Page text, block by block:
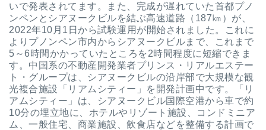
いで発表されてます。また、完成が遅れていた首都プノ
ンペンとシアヌークビルを結ぶ高速道路（187㎞）が、
2022年10月1日から試験運用が開始されました。これに
よりプノンペン市内からシアヌークビルまで、これまで
5～6時間かかっていたところを2時間程度に短縮できま
す。 中国系の不動産開発業者プリンス・リアルエステー
ト・グループは、シアヌークビルの沿岸部で大規模な観
光複合施設「リアムシティー」を開発計画中です。「リ
アムシティー」は、シアヌークビル国際空港から車で約
10分の埋立地に、ホテルやリゾート施設、コンドミニア
ム、一般住宅、商業施設、飲食店などを整備する計画で